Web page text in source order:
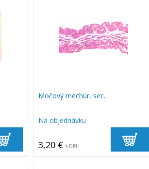
Močový mechúr, sec.
Na objednávku
3,20 € s DPH